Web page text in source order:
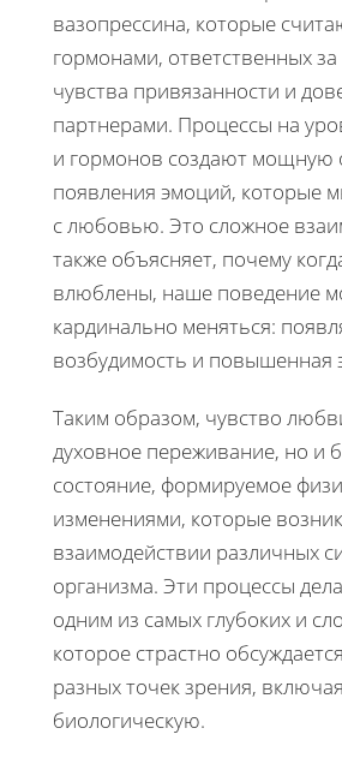
вазопрессина, которые
гормонами, ответственных
чувства привязанности и
партнерами. Процессы на
и гормонов создают мощную
появления эмоций, которые
с любовью. Это сложное
также объясняет, почему
влюблены, наше поведение
кардинально меняться:
возбудимость и повышенная
Таким образом, чувство
духовное переживание, но и
состояние, формируемое
изменениями, которые
взаимодействии различных
организма. Эти процессы
одним из самых глубоких и
которое страстно
разных точек зрения, включая
биологическую.